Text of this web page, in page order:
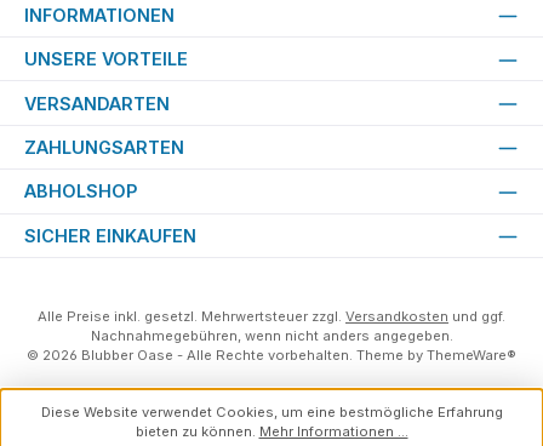
INFORMATIONEN
UNSERE VORTEILE
VERSANDARTEN
ZAHLUNGSARTEN
ABHOLSHOP
SICHER EINKAUFEN
Alle Preise inkl. gesetzl. Mehrwertsteuer zzgl. Versandkosten und ggf.
Nachnahmegebühren, wenn nicht anders angegeben.
© 2026 Blubber Oase - Alle Rechte vorbehalten. Theme by ThemeWare®
Diese Website verwendet Cookies, um eine bestmögliche Erfahrung
bieten zu können. Mehr Informationen ...